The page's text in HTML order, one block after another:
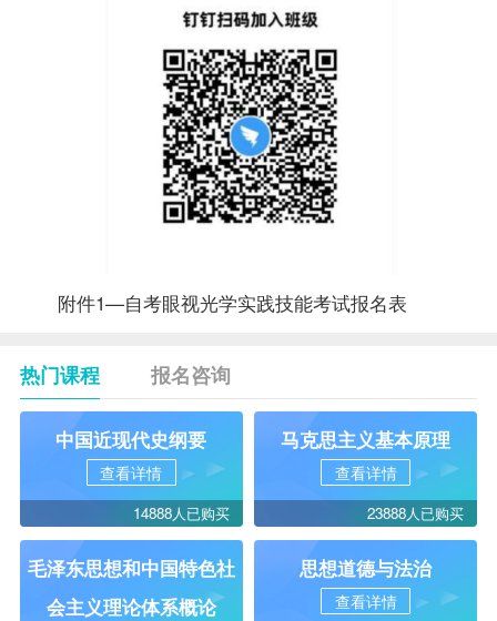
附件1—自考眼视光学实践技能考试报名表
热门课程 报名咨询
中国近现代史纲要
查看详情
14888人已购买
马克思主义基本原理
查看详情
23888人已购买
毛泽东思想和中国特色社
会主义理论体系概论
思想道德与法治
查看详情